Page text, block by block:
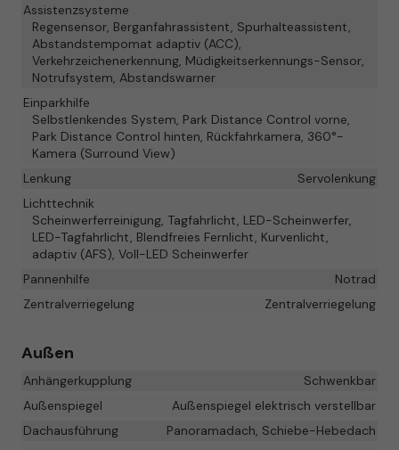
Assistenzsysteme
Regensensor, Berganfahrassistent, Spurhalteassistent,
Abstandstempomat adaptiv (ACC),
Verkehrzeichenerkennung, Müdigkeitserkennungs-Sensor,
Notrufsystem, Abstandswarner
Einparkhilfe
Selbstlenkendes System, Park Distance Control vorne,
Park Distance Control hinten, Rückfahrkamera, 360°-
Kamera (Surround View)
Lenkung
Servolenkung
Lichttechnik
Scheinwerferreinigung, Tagfahrlicht, LED-Scheinwerfer,
LED-Tagfahrlicht, Blendfreies Fernlicht, Kurvenlicht,
adaptiv (AFS), Voll-LED Scheinwerfer
Pannenhilfe
Notrad
Zentralverriegelung
Zentralverriegelung
Außen
Anhängerkupplung
Schwenkbar
Außenspiegel
Außenspiegel elektrisch verstellbar
Dachausführung
Panoramadach, Schiebe-Hebedach